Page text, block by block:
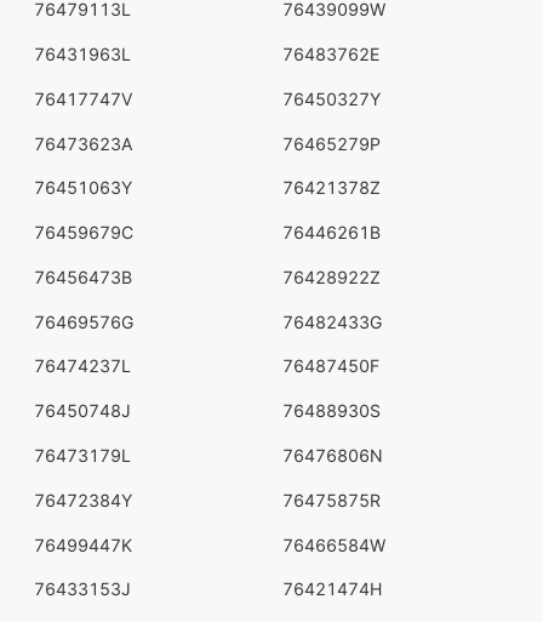
76479113L 76439099W
76431963L 76483762E
76417747V 76450327Y
76473623A 76465279P
76451063Y 76421378Z
76459679C 76446261B
76456473B 76428922Z
76469576G 76482433G
76474237L 76487450F
76450748J 76488930S
76473179L 76476806N
76472384Y 76475875R
76499447K 76466584W
76433153J 76421474H